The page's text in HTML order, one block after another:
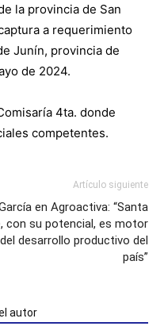
la provincia de San
a requerimiento
Junín, provincia de
de 2024.
4ta. donde
competentes.
Artículo siguiente
en Agroactiva: “Santa
con su potencial, es motor
del desarrollo productivo del
país”
autor